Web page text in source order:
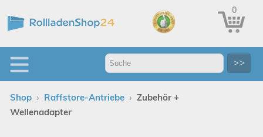
0
>>
Shop › Raffstore-Antriebe › Zubehör +
Wellenadapter